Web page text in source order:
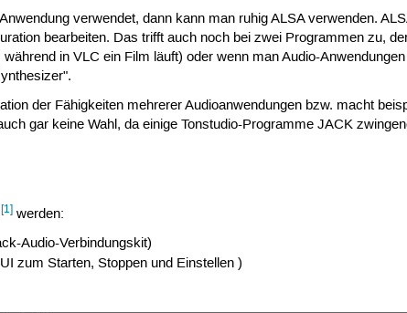
verwendet, dann kann man ruhig ALSA verwenden.
bearbeiten. Das trifft auch noch bei zwei Programmen zu,
in VLC ein Film läuft) oder wenn man Audio-
der Fähigkeiten mehrerer Audioanwendungen bzw. macht
gar keine Wahl, da einige Tonstudio-Programme JACK
[1] werden:
Audio-Verbindungskit)
zum Starten, Stoppen und Einstellen )